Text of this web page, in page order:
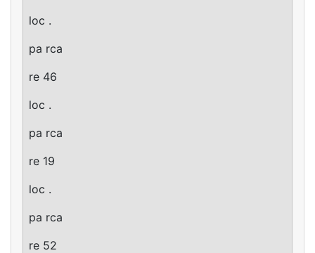
loc .
pa rca
re 46
loc .
pa rca
re 19
loc .
pa rca
re 52